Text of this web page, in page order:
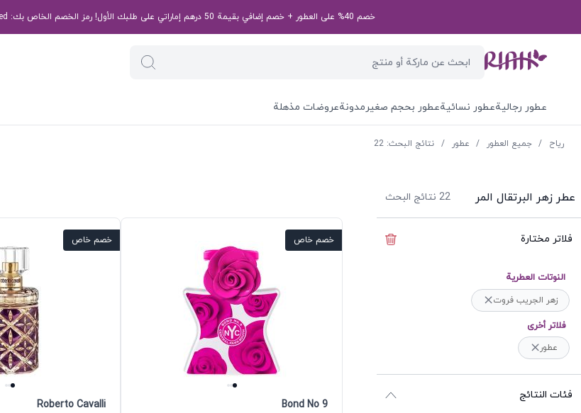
خصم 40% على العطور + خصم إضافي بقيمة 50 درهم إماراتي على طلبك الأول! رمز الخصم الخاص بك: first50aed
عطور رجاليةعطور نسائيةعطور بحجم صغيرمدونةعروضات مذهلة
ریاح / جميع العطور / عطور / نتائج البحث: 22
عطر زهر البرتقال المر 22 نتائج البحث
فلاتر مختارة
النوتات العطرية
زهر الجريب فروت
فلاتر أخرى
عطور
فئات النتائج
خصم خاص
Bond No 9
خصم خاص
Roberto Cavalli